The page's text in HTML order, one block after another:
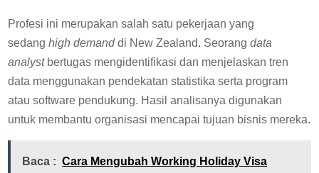
Profesi ini merupakan salah satu pekerjaan yang
sedanghigh demanddi New Zealand. Seorangdata
analyst bertugas mengidentifikasi dan menjelaskan tren
data menggunakan pendekatan statistika serta program
atau software pendukung. Hasil analisanya digunakan
untuk membantu organisasi mencapai tujuan bisnis mereka.
Baca : Cara Mengubah Working Holiday Visa